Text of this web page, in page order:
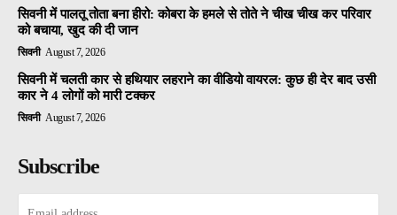
सिवनी में पालतू तोता बना हीरो: कोबरा के हमले से तोते ने चीख चीख कर परिवार
को बचाया, खुद की दी जान
सिवनी August 7, 2026
सिवनी में चलती कार से हथियार लहराने का वीडियो वायरल: कुछ ही देर बाद उसी
कार ने 4 लोगों को मारी टक्कर
सिवनी August 7, 2026
Subscribe